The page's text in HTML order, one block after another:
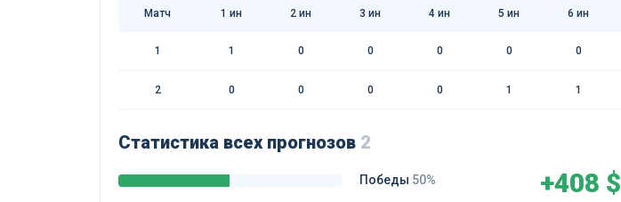
Матч 1 ин 2 ин 3 ин 4 ин 5 ин 6 ин
1 1 0 0 0 0 0
2 0 0 0 0 1 1
Статистика всех прогнозов 2
Победы 50% +408 $